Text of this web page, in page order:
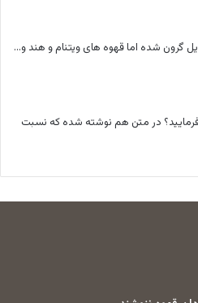
گرون شده اما قهوه های ویتنام و هند و...
در متن هم نوشته شده که نسبت